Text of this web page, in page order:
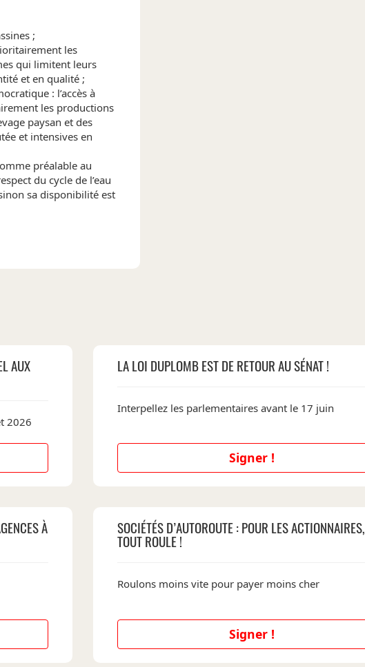
;
les
qui limitent leurs
et en qualité ;
: l’accès à
les productions
paysan et des
et intensives en
préalable au
du cycle de l’eau
sa disponibilité est
AUX
2026
LA LOI DUPLOMB EST DE RETOUR AU SÉNAT !
Interpellez les parlementaires avant le 17 juin
Signer !
À SOCIÉTÉS D’AUTOROUTE : POUR LES ACTIONNAIRES,
TOUT ROULE !
Roulons moins vite pour payer moins cher
Signer !